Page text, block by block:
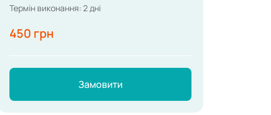
Термін виконання: 2 дні
450 грн
Замовити